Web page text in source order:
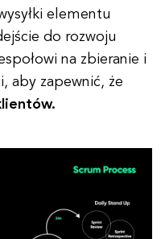
elementu
do rozwoju
na zbieranie i
aby zapewnić, że